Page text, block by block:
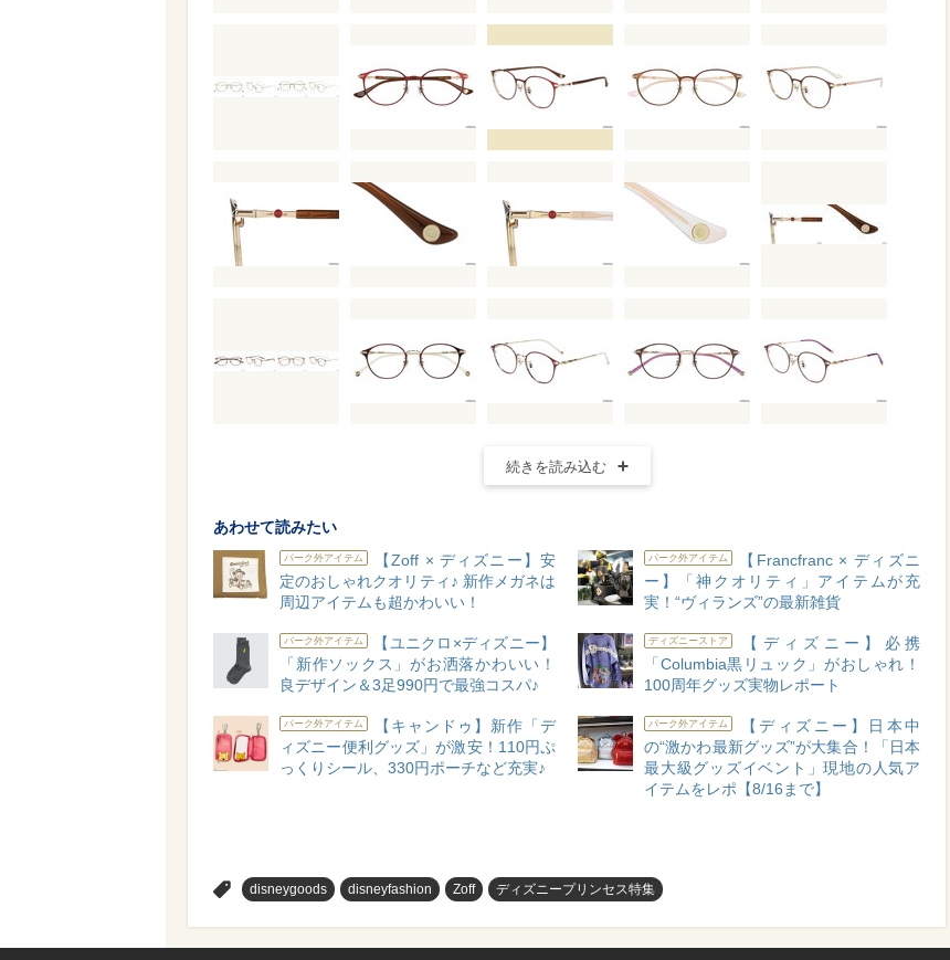
続きを読み込む
あわせて読みたい
パーク外アイテム
【Zoff × ディズニー】安
定のおしゃれクオリティ♪ 新作メガネは
周辺アイテムも超かわいい！
パーク外アイテム
【Francfranc × ディズニ
ー】「神クオリティ」アイテムが充
実！“ヴィランズ”の最新雑貨
パーク外アイテム
【ユニクロ×ディズニー】
「新作ソックス」がお洒落かわいい！
良デザイン＆3足990円で最強コスパ♪
ディズニーストア
【ディズニー】必携
「Columbia黒リュック」がおしゃれ！
100周年グッズ実物レポート
パーク外アイテム
【キャンドゥ】新作「デ
ィズニー便利グッズ」が激安！110円ぷ
っくりシール、330円ポーチなど充実♪
パーク外アイテム
【ディズニー】日本中
の“激かわ最新グッズ”が大集合！「日本
最大級グッズイベント」現地の人気ア
イテムをレポ【8/16まで】
disneygoods disneyfashion Zoff ディズニープリンセス特集